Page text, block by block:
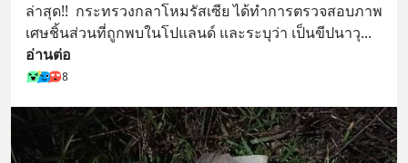
ล่าสุด!!  กระทรวงกลาโหมรัสเซีย ได้ทำการตรวจสอบภาพ
เศษชิ้นส่วนที่ถูกพบในโปแลนด์ และระบุว่า เป็นขีปนาวุ
อ่านต่อ
8